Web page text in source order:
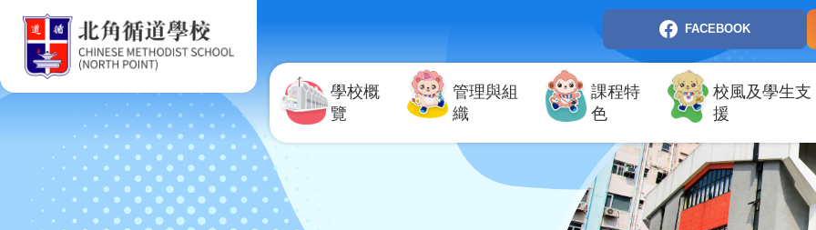
移至主內容
FACEBOOK
學校概
覽
管理與組
織
課程特
色
校風及學生支
援